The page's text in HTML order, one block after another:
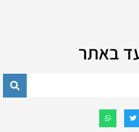
באתר